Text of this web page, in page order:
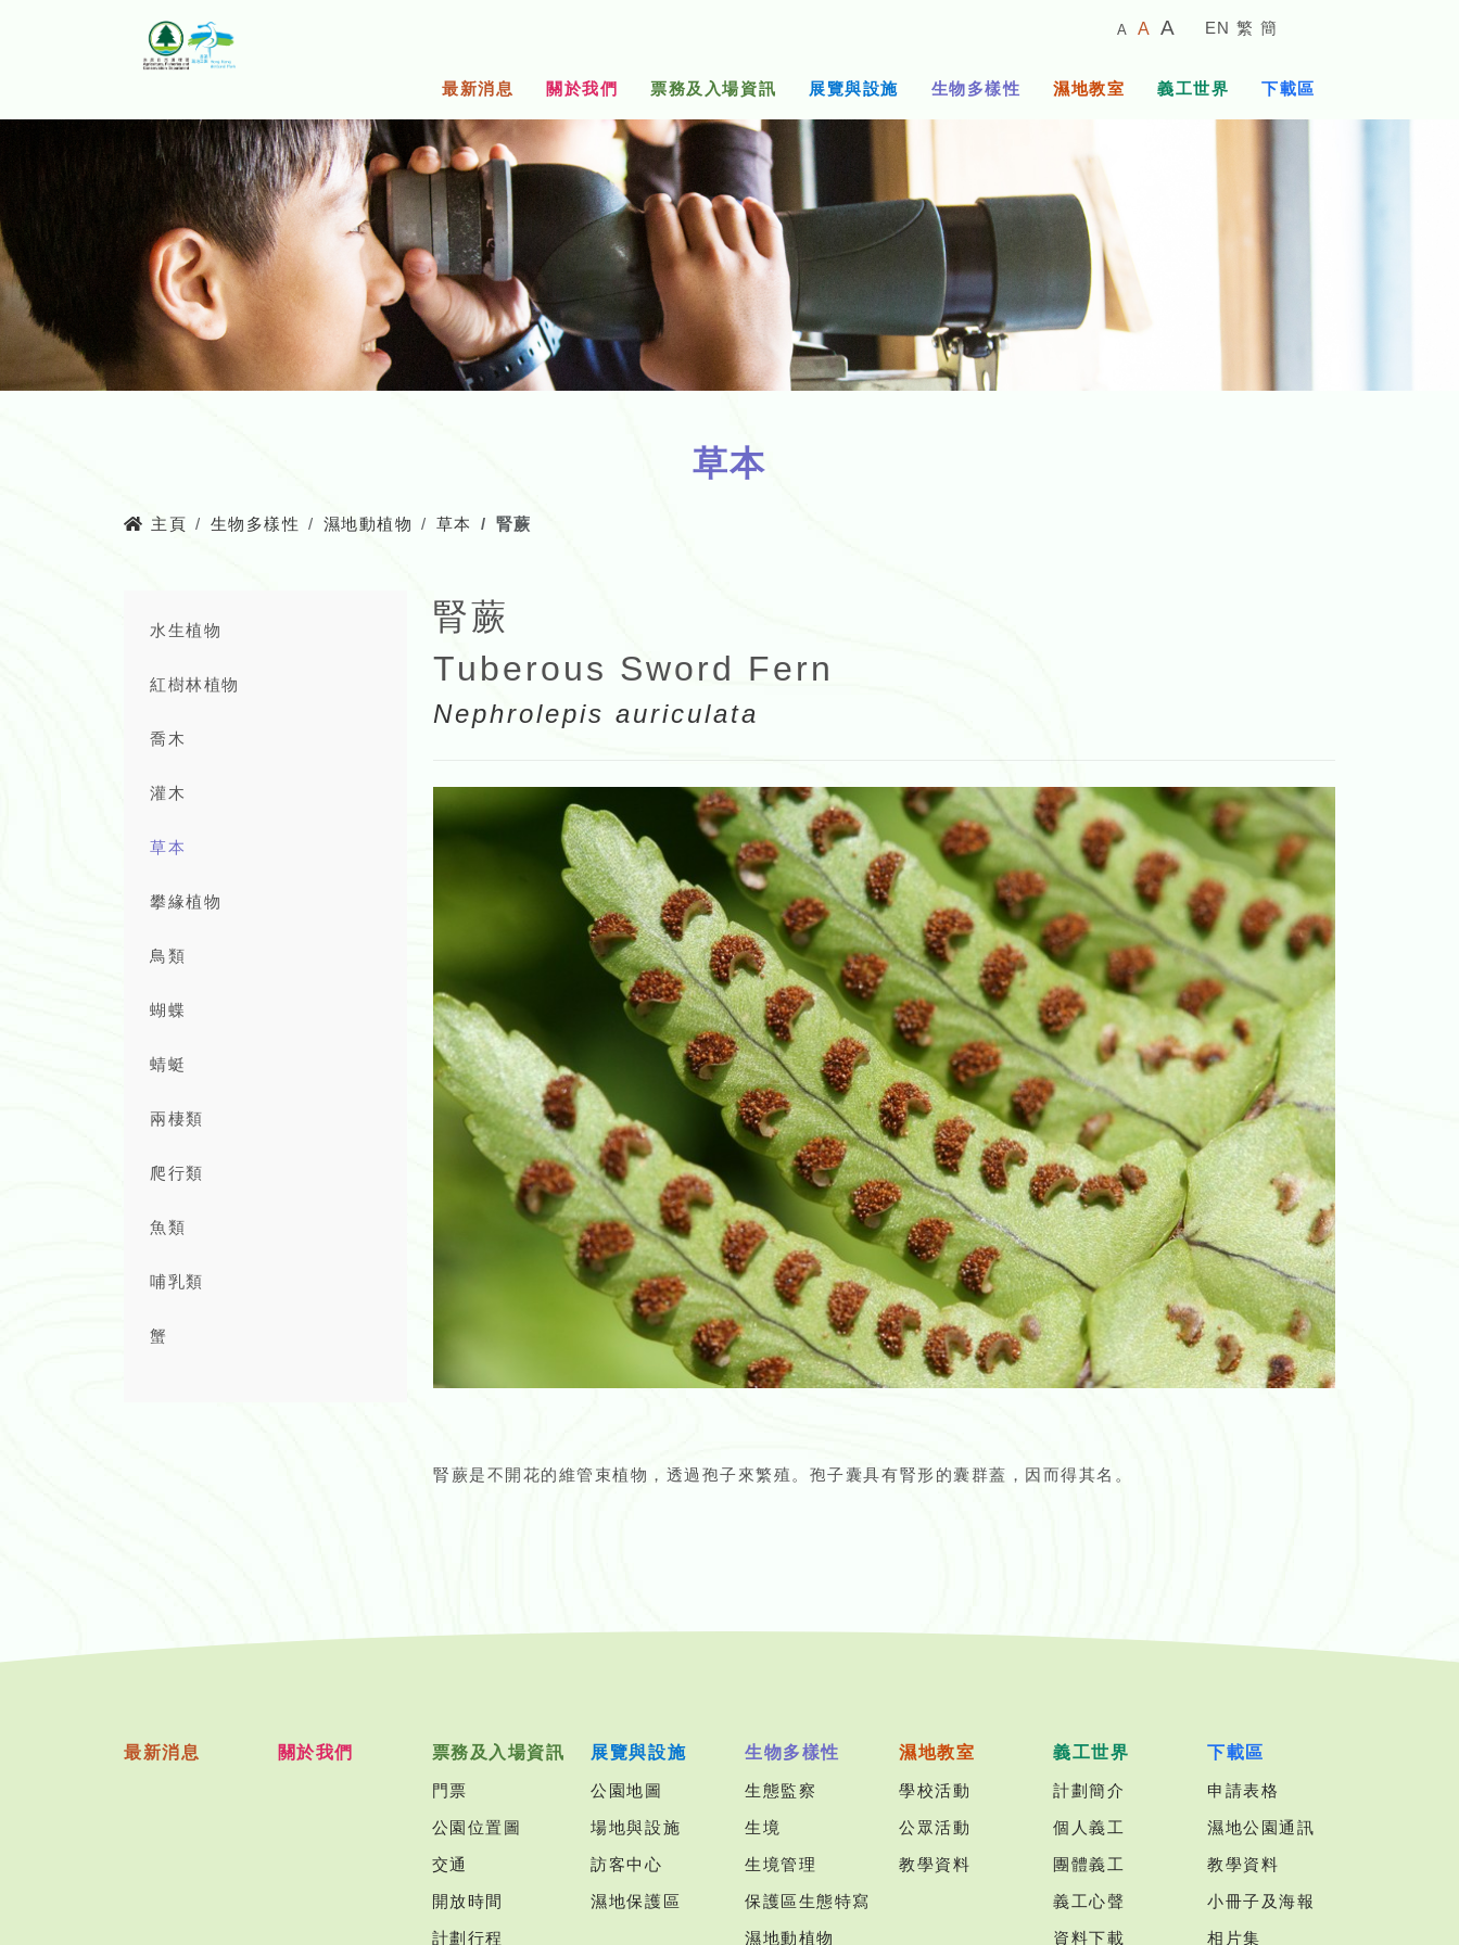
A
較
A
預
字
體
A
的
EN 繁 簡
最新消息 關於我們 票務及入場資訊 展覽與設施 生物多樣性 濕地教室 義工世界 下載區
草本
主頁 生物多樣性 濕地動植物 草本 腎蕨
水生植物
紅樹林植物
喬木
灌木
草本
攀緣植物
鳥類
蝴蝶
蜻蜓
兩棲類
爬行類
魚類
哺乳類
蟹
腎蕨
Tuberous Sword Fern
Nephrolepis auriculata
腎蕨是不開花的維管束植物，透過孢子來繁殖。孢子囊具有腎形的囊群蓋，因而得其名。
最新消息 關於我們 票務及入場資訊
門票
公園位置圖
交通
開放時間
計劃行程
展覽與設施
公園地圖
場地與設施
訪客中心
濕地保護區
生物多樣性
生態監察
生境
生境管理
保護區生態特寫
濕地動植物
濕地教室
學校活動
公眾活動
教學資料
義工世界
計劃簡介
個人義工
團體義工
義工心聲
資料下載
下載區
申請表格
濕地公園通訊
教學資料
小冊子及海報
相片集